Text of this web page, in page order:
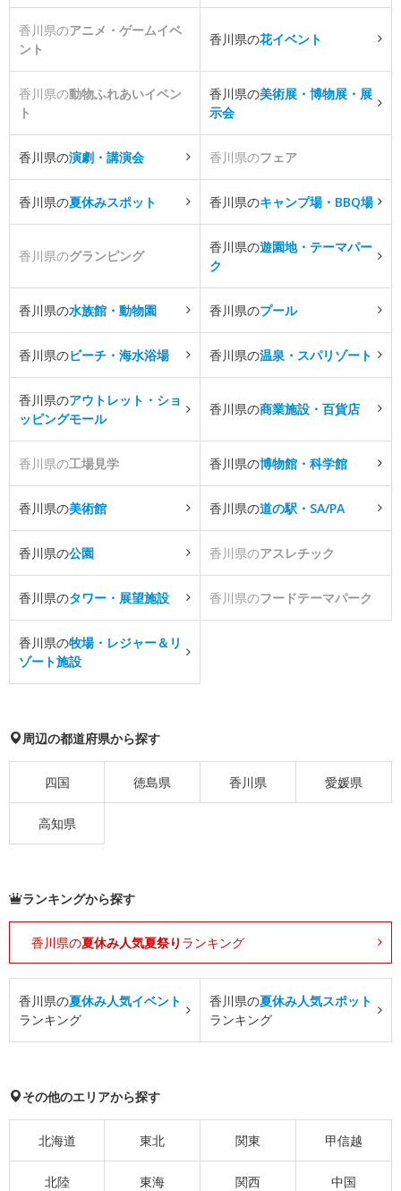
香川県のアニメ・ゲームイベ
ント
香川県の花イベント
香川県の動物ふれあいイベン
ト
香川県の美術展・博物展・展
示会
香川県の演劇・講演会 香川県のフェア
香川県の夏休みスポット 香川県のキャンプ場・BBQ場
香川県のグランピング
香川県の遊園地・テーマパー
ク
香川県の水族館・動物園 香川県のプール
香川県のビーチ・海水浴場 香川県の温泉・スパリゾート
香川県のアウトレット・ショ
ッピングモール
香川県の商業施設・百貨店
香川県の工場見学 香川県の博物館・科学館
香川県の美術館 香川県の道の駅・SA/PA
香川県の公園 香川県のアスレチック
香川県のタワー・展望施設 香川県のフードテーマパーク
香川県の牧場・レジャー＆リ
ゾート施設
周辺の都道府県から探す
四国 徳島県 香川県 愛媛県
高知県
ランキングから探す
香川県の夏休み人気夏祭り ランキング
香川県の夏休み人気イベント
ランキング
香川県の夏休み人気スポット
ランキング
その他のエリアから探す
北海道 東北 関東 甲信越
北陸 東海 関西 中国